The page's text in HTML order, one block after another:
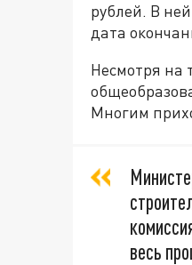
рублей. В
дата
Несмотря на
Многим
весь